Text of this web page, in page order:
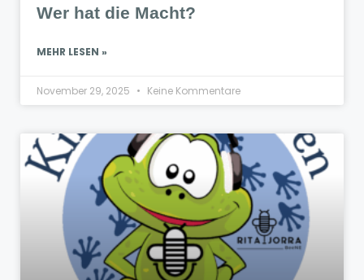
Wer hat die Macht?
MEHR LESEN »
November 29, 2025 Keine Kommentare